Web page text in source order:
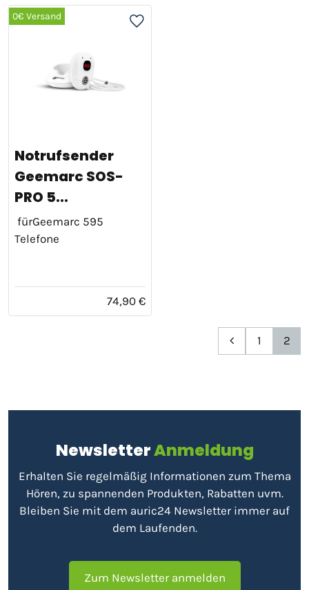
0€ Versand
Notrufsender
Geemarc SOS-
PRO 5...
fürGeemarc 595
Telefone
74,90 €
1 2
NewsletterAnmeldung
Erhalten Sie regelmäßig Informationen zum Thema
Hören, zu spannenden Produkten, Rabatten uvm.
Bleiben Sie mit dem auric24 Newsletter immer auf
dem Laufenden.
Zum Newsletter anmelden